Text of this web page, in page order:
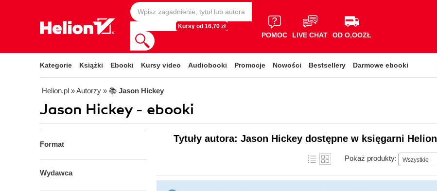
Kursy od 16,70 zł
POMOC LIVE CHAT OD O,OOZŁ
Kategorie Książki Ebooki Kursy video Audiobooki Promocje Nowości Bestsellery Darmowe ebooki
Helion.pl » Autorzy » 📚 Jason Hickey
Jason Hickey - ebooki
Format
Wydawca
Tytuły autora: Jason Hickey dostępne w księgarni Helion
Pokaż produkty: Wszystkie